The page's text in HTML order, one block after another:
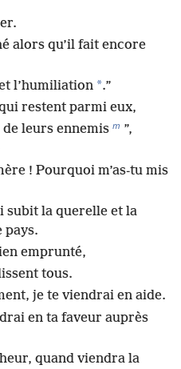
alors qu’il fait encore
l’humiliation *.”
restent parmi eux,
leurs ennemis m ”,
! Pourquoi m’as-tu mis
subit la querelle et la
pays.
emprunté,
tous.
je te viendrai en aide.
en ta faveur auprès
quand viendra la